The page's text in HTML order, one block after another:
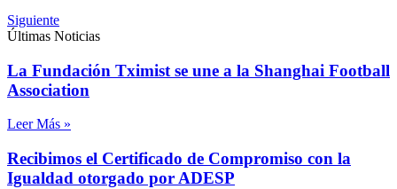
Siguiente
Últimas Noticias
La Fundación Tximist se une a la Shanghai Football
Association
Leer Más »
Recibimos el Certificado de Compromiso con la
Igualdad otorgado por ADESP